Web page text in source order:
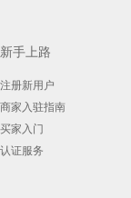
新手上路
注册新用户
商家入驻指南
买家入门
认证服务